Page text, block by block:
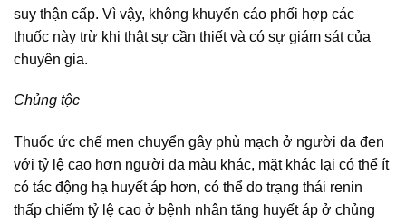
suy thận cấp. Vì vậy, không khuyến cáo phối hợp các
thuốc này trừ khi thật sự cần thiết và có sự giám sát của
chuyên gia.
Chủng tộc
Thuốc ức chế men chuyển gây phù mạch ở người da đen
với tỷ lệ cao hơn người da màu khác, mặt khác lại có thể ít
có tác động hạ huyết áp hơn, có thể do trạng thái renin
thấp chiếm tỷ lệ cao ở bệnh nhân tăng huyết áp ở chủng